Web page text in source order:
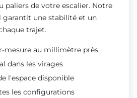
paliers de votre escalier. Notre
garantit une stabilité et un
trajet.
mesure au millimètre près
dans les virages
l'espace disponible
les configurations